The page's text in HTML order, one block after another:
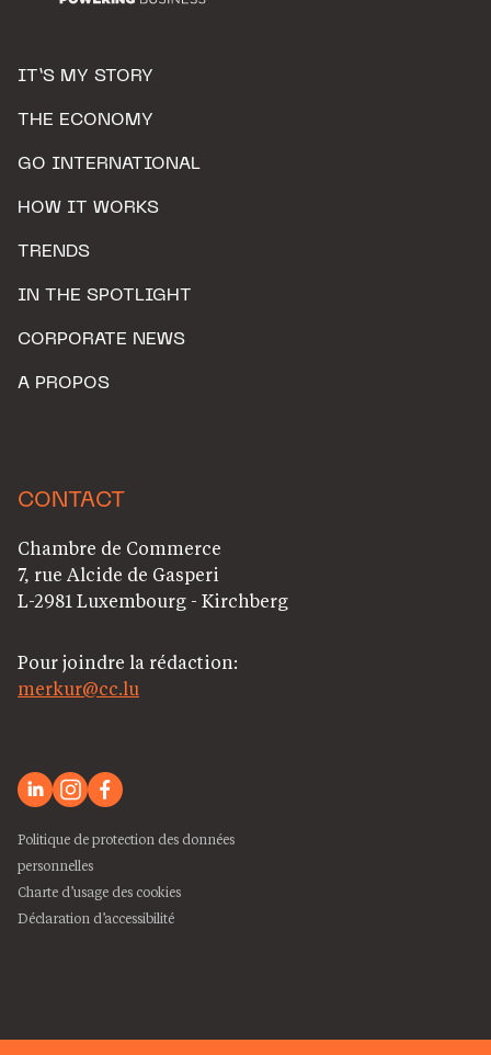
IT’S MY STORY
THE ECONOMY
GO INTERNATIONAL
HOW IT WORKS
TRENDS
IN THE SPOTLIGHT
CORPORATE NEWS
A PROPOS
CONTACT
Chambre de Commerce
7, rue Alcide de Gasperi
L-2981 Luxembourg - Kirchberg
Pour joindre la rédaction:
merkur@cc.lu
Politique de protection des données
personnelles
Charte d’usage des cookies
Déclaration d’accessibilité